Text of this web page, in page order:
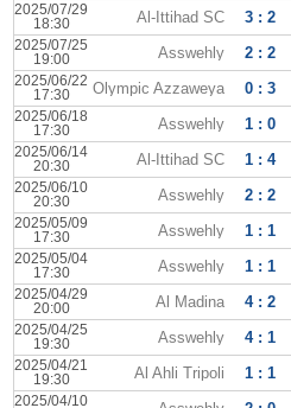
2025/07/29
18:30
Al-Ittihad SC 3 : 2
2025/07/25
19:00
Asswehly 2 : 2
2025/06/22
17:30
Olympic Azzaweya 0 : 3
2025/06/18
17:30
Asswehly 1 : 0
2025/06/14
20:30
Al-Ittihad SC 1 : 4
2025/06/10
20:30
Asswehly 2 : 2
2025/05/09
17:30
Asswehly 1 : 1
2025/05/04
17:30
Asswehly 1 : 1
2025/04/29
20:00
Al Madina 4 : 2
2025/04/25
19:30
Asswehly 4 : 1
2025/04/21
19:30
Al Ahli Tripoli 1 : 1
2025/04/10